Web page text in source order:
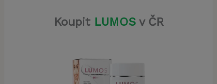
Koupit LUMOSv ČR